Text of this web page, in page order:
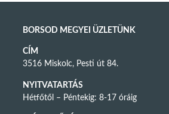
BORSOD MEGYEI ÜZLETÜNK
CÍM
3516 Miskolc, Pesti út 84.
NYITVATARTÁS
Hétfőtől – Péntekig: 8-17 óráig